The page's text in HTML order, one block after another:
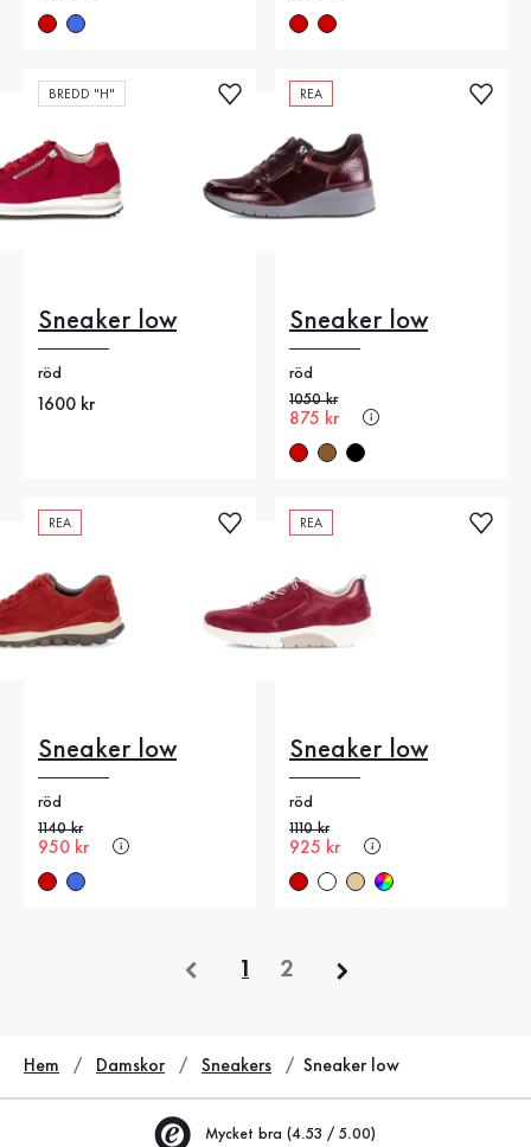
BREDD "H"
Sneaker low
röd
Nytt pris
1600 kr
REA
Sneaker low
röd
Gammalt pris
1050 kr
Nytt pris
875 kr
REA
Sneaker low
röd
Gammalt pris
1140 kr
Nytt pris
950 kr
REA
Sneaker low
röd
Gammalt pris
1110 kr
Nytt pris
925 kr
1 2
Hem Damskor Sneakers Sneaker low
Mycket bra (4.53 / 5.00)